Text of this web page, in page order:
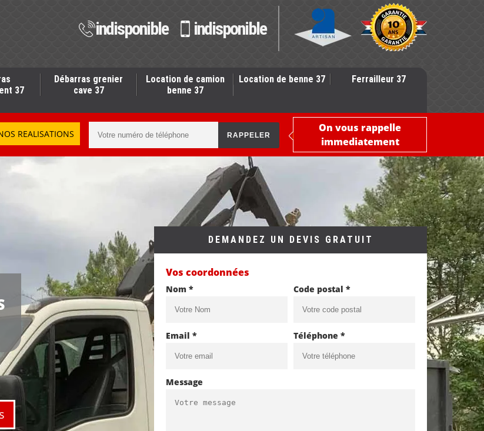
indisponible indisponible
37
Débarras grenier
cave 37
Location de camion
benne 37
Location de benne 37 Ferrailleur 37
REALISATIONS
On vous rappelle
immediatement
DEMANDEZ UN DEVIS GRATUIT
Vos coordonnées
Nom * Code postal *
Email * Téléphone *
Message